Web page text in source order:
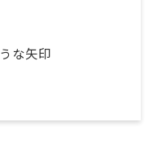
な矢印